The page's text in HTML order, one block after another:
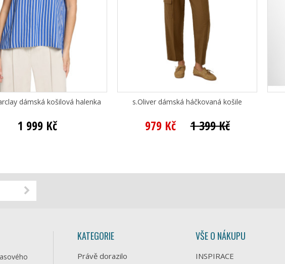
dámská košilová halenka
1 999 Kč
s.Oliver dámská háčkovaná košile
979 Kč 1 399 Kč
KATEGORIE
Právě dorazilo
VŠE O NÁKUPU
INSPIRACE